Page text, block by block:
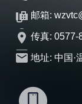
邮箱:
传真: 0577-
地址: 中国·